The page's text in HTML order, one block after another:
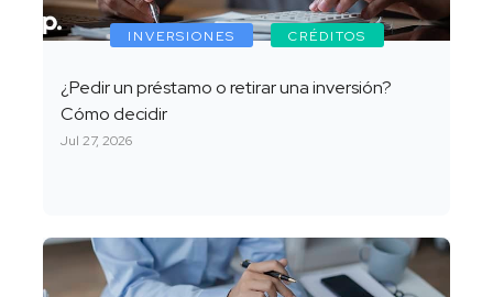
INVERSIONES CRÉDITOS
¿Pedir un préstamo o retirar una inversión?
Cómo decidir
Jul 27, 2026